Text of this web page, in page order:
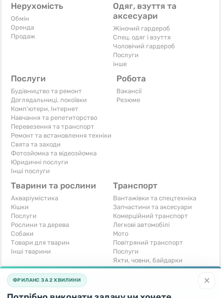
Нерухомість
Обмін
Оренда
Продаж
Одяг, взуття та
аксесуари
Жіночий гардероб
Спец. одяг і взуття
Чоловічий гардероб
Послуги
інше
Послуги
Будівництво та ремонт
Доглядальниці, покоївки
Комп'ютери, Інтернет
Навчання та репетиторство
Перевезення та транспорт
Ремонт та встановлення техніки
Свята та заходи
Фотозйомка та відеозйомка
Юридичні послуги
Інші послуги
Робота
Вакансії
Резюме
Тварини та рослини
Акваріумістика
Кішки
Послуги
Рослини та дерева
Собаки
Товари для тварин
Інші тварини
Транспорт
Вантажівки та спецтехніка
Запчастини та аксесуари
Комерційний транспорт
Легкові автомобілі
Мото
Повітряний транспорт
Послуги
Яхти, човни, байдарки
Інші транспортні засоби
Хобі та відпочинок
Книги та журнали Готовий бізнес
×
ФРИЛАНС ЗА 2 ХВИЛИНИ